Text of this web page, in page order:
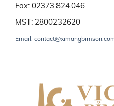
Fax: 02373.824.046
MST: 2800232620
Email: